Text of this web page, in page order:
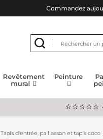
Commandez
Revêtement
mural
Peinture
Tapis d'entrée, paillasson et tapis coco